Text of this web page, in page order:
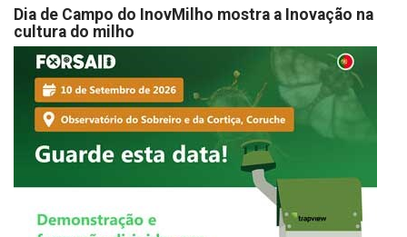
Dia de Campo do InovMilho mostra a Inovação na
cultura do milho